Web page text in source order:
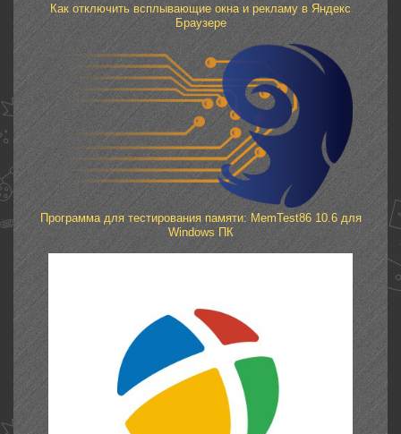
Как отключить всплывающие окна и рекламу в Яндекс
Браузере
Программа для тестирования памяти: MemTest86 10.6 для
Windows ПК